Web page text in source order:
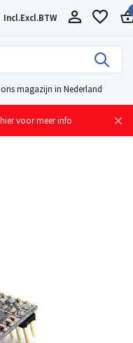
Incl.Excl.BTW
magazijn in Nederland
voor meer info